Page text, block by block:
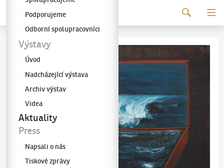
Galerie KODLPodporujeme
Odborní spolupracovníci
Výstavy
Úvod
Nadcházející výstava
Archiv výstav
Videa
Aktuality
Press
Napsali o nás
Tiskové zprávy